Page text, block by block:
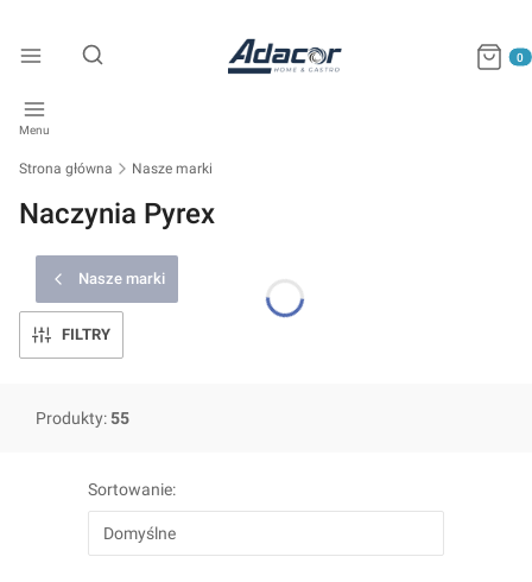
Otwórz wyszukiwarkę
Menu
Strona główna Nasze marki
Naczynia Pyrex
Nasze marki
FILTRY
Produkty:55
Sortowanie:
Domyślne